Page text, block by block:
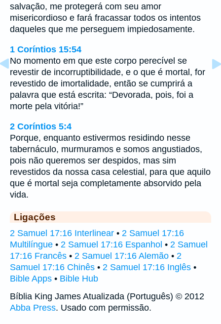
salvação, me protegerá com seu amor
misericordioso e fará fracassar todos os intentos
daqueles que me perseguem impiedosamente.
1 Coríntios 15:54
No momento em que este corpo perecível se
revestir de incorruptibilidade, e o que é mortal, for
revestido de imortalidade, então se cumprirá a
palavra que está escrita: “Devorada, pois, foi a
morte pela vitória!”
2 Coríntios 5:4
Porque, enquanto estivermos residindo nesse
tabernáculo, murmuramos e somos angustiados,
pois não queremos ser despidos, mas sim
revestidos da nossa casa celestial, para que aquilo
que é mortal seja completamente absorvido pela
vida.
Ligações
2 Samuel 17:16 Interlinear • 2 Samuel 17:16
Multilíngue • 2 Samuel 17:16 Espanhol • 2 Samuel
17:16 Francês • 2 Samuel 17:16 Alemão • 2
Samuel 17:16 Chinês • 2 Samuel 17:16 Inglês •
Bible Apps • Bible Hub
Bíblia King James Atualizada (Português) © 2012
Abba Press. Usado com permissão.